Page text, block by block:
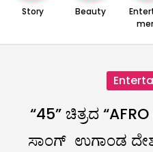
Story Beauty
“45” ಚಿತ್ರದ
ಸಾಂಗ್ ಉಗಾಂಡ